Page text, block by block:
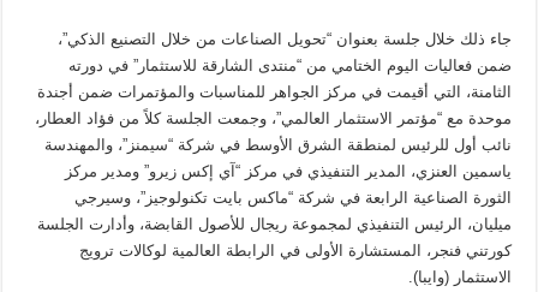
جاء ذلك خلال جلسة بعنوان “تحويل الصناعات من خلال التصنيع الذكي”،
ضمن فعاليات اليوم الختامي من “منتدى الشارقة للاستثمار” في دورته
الثامنة، التي أقيمت في مركز الجواهر للمناسبات والمؤتمرات ضمن أجندة
موحدة مع “مؤتمر الاستثمار العالمي”، وجمعت الجلسة كلاً من فؤاد العطار،
نائب أول للرئيس لمنطقة الشرق الأوسط في شركة “سيمنز”، والمهندسة
ياسمين العنزي، المدير التنفيذي في مركز “آي إكس زيرو” ومدير مركز
الثورة الصناعية الرابعة في شركة “ماكس بايت تكنولوجيز”، وسيرجي
ميليان، الرئيس التنفيذي لمجموعة ريجال للأصول القابضة، وأدارت الجلسة
كورتني فنجر، المستشارة الأولى في الرابطة العالمية لوكالات ترويج
الاستثمار (وايبا).